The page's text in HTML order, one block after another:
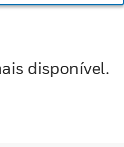
disponível.